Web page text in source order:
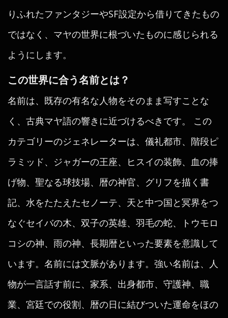
りふれたファンタジーやSF設定から借りてきたもの
ではなく、マヤの世界に根づいたものに感じられる
ようにします。
この世界に合う名前とは？
名前は、既存の有名な人物をそのまま写すことな
く、古典マヤ語の響きに近づけるべきです。 この
カテゴリーのジェネレーターは、儀礼都市、階段ピ
ラミッド、ジャガーの王座、ヒスイの装飾、血の捧
げ物、聖なる球技場、暦の神官、グリフを描く書
記、水をたたえたセノーテ、天と中つ国と冥界をつ
なぐセイバの木、双子の英雄、羽毛の蛇、トウモロ
コシの神、雨の神、長期暦といった要素を意識して
います。名前には文脈があります。強い名前は、人
物が一言話す前に、家系、出身都市、守護神、職
業、宮廷での役割、暦の日に結びついた運命をほの